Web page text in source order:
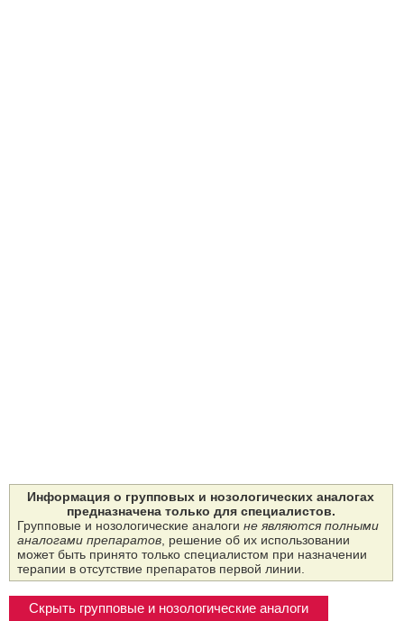
Информация о групповых и нозологических аналогах
предназначена только для специалистов.
Групповые и нозологические аналоги не являются полными
аналогами препаратов, решение об их использовании
может быть принято только специалистом при назначении
терапии в отсутствие препаратов первой линии.
Скрыть групповые и нозологические аналоги